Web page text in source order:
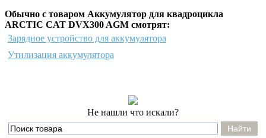
Обычно с товаром Аккумулятор для квадроцикла
ARCTIC CAT DVX300 AGM смотрят:
Зарядное устройство для аккумулятора
Утилизация аккумулятора
Не нашли что искали?